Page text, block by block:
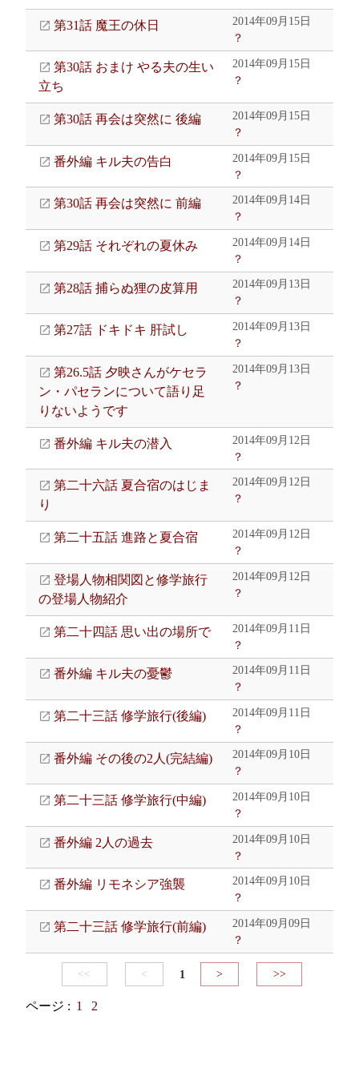
第31話 魔王の休日
2014年09月15日
？
第30話 おまけ やる夫の生い
立ち
2014年09月15日
？
第30話 再会は突然に 後編
2014年09月15日
？
番外編 キル夫の告白
2014年09月15日
？
第30話 再会は突然に 前編
2014年09月14日
？
第29話 それぞれの夏休み
2014年09月14日
？
第28話 捕らぬ狸の皮算用
2014年09月13日
？
第27話 ドキドキ 肝試し
2014年09月13日
？
第26.5話 夕映さんがケセラ
ン・パセランについて語り足
りないようです
2014年09月13日
？
番外編 キル夫の潜入
2014年09月12日
？
第二十六話 夏合宿のはじま
り
2014年09月12日
？
第二十五話 進路と夏合宿
2014年09月12日
？
登場人物相関図と修学旅行
の登場人物紹介
2014年09月12日
？
第二十四話 思い出の場所で
2014年09月11日
？
番外編 キル夫の憂鬱
2014年09月11日
？
第二十三話 修学旅行(後編)
2014年09月11日
？
番外編 その後の2人(完結編)
2014年09月10日
？
第二十三話 修学旅行(中編)
2014年09月10日
？
番外編 2人の過去
2014年09月10日
？
番外編 リモネシア強襲
2014年09月10日
？
第二十三話 修学旅行(前編)
2014年09月09日
？
<< < 1 > >>
ページ : 1 2